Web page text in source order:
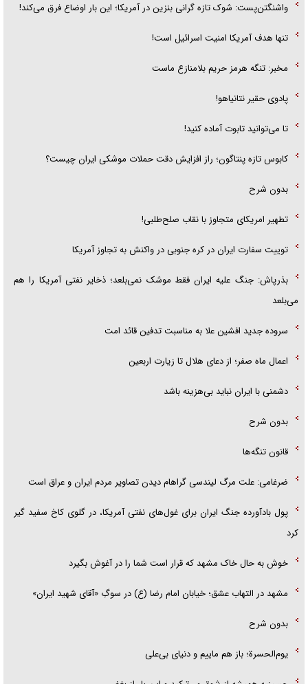
واشنگتن‌پست: شوک تازه گرانی بنزین در آمریکا؛ این بار اوضاع فرق می‌کند!
تنها هدف آمریکا امنیت اسرائیل است!
مخبر: تنگه هرمز حریم بلامنازع ماست
پادوی حقیر نتانیاهو!
تا می‌توانید تابوت آماده کنید!
کابوس تازه پنتاگون؛ راز افزایش دقت حملات موشکی ایران چیست؟
بدون شرح
تطهیر امریکای متجاوز با نقاب صلح‌طلبی!
توییت سفارت ایران در کره جنوبی در واکنش به تجاوز آمریکا
بذرپاش: ‏جنگ علیه ایران فقط موشک نمی‌بلعد؛ ذخایر نفتی آمریکا را هم
می‌بلعد
سروده جدید افشین علا به مناسبت تدفین قائد امت
اعمال ماه صفر؛ از دعای هلال تا زیارت اربعین
دشمنی با ایران نباید بی‌هزینه باشد
بدون شرح
قانون تنگه‌ها
ضرغامی: علت مرگ لیندسی گراهام دیدن تصاویر مردم ایران و عراق است
پول بادآورده جنگ ایران برای غول‌های نفتی آمریکا، در گلوی کاخ سفید گیر
کرد
خوش به حال خاک مشهد که قرار است شما را در آغوش بگیرد
مشهد در التهاب عشق؛ خیابان امام رضا (ع) در سوگِ «آقای شهید ایران»
بدون شرح
یوم‌الحسرة؛ باز هم ماییم و دنیای بی‌علی